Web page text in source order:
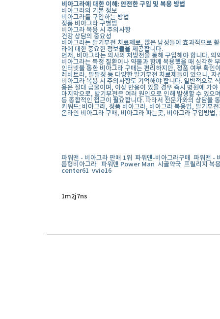
비아그라에 대한 이해: 안전한 구입 및 복용 방법
비아그라의 기본 정보
비아그라를 구입하는 방법
정품 비아그라 구별법
비아그라 복용 시 주의사항
건강 상담의 중요성
비아그라는 발기부전 치료제로, 많은 남성들이 효과적으로
라에 대한 중요한 정보들을 제공합니다.
먼저, 비아그라는 의사의 처방전을 통해 구입해야 합니다.
비아그라는 특정 질환이나 약물과 함께 복용했을 때 심각한
인터넷을 통한 비아그라 구매는 편리하지만, 정품 여부 확
레비트라, 팔팔정 등 다양한 발기부전 치료제들이 있으니,
비아그라 복용 시 주의사항도 기억해야 합니다. 일반적으로
용은 절대 금물이며, 이상 반응이 있을 경우 즉시 병원에 가야
마지막으로, 발기부전은 여러 원인으로 인해 발생할 수 있
등 종합적인 접근이 필요합니다. 따라서 전문가와의 상담을
키워드: 비아그라, 정품 비아그라, 비아그라 복용법, 발기부
온라인 비아그라 구매, 비아그라 파는곳, 비아그라 구입방법
파워맨 - 비아그라 판매 1위 파워맨-비아그라구매 파워맨 -
름형비아그라 파워맨 Power Man 시골약국 프릴리지 복
center61 vvie16
1m2j7ns